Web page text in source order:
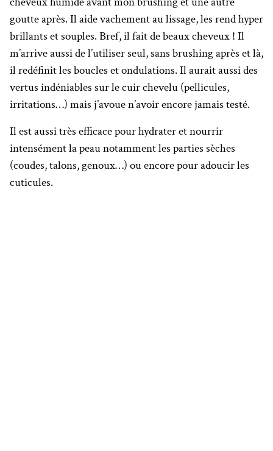
goutte après. Il aide vachement au lissage, les rend hyper
brillants et souples. Bref, il fait de beaux cheveux ! Il
m’arrive aussi de l’utiliser seul, sans brushing après et là,
il redéfinit les boucles et ondulations. Il aurait aussi des
vertus indéniables sur le cuir chevelu (pellicules,
irritations…) mais j’avoue n’avoir encore jamais testé.
Il est aussi très efficace pour hydrater et nourrir
intensément la peau notamment les parties sèches
(coudes, talons, genoux…) ou encore pour adoucir les
cuticules.